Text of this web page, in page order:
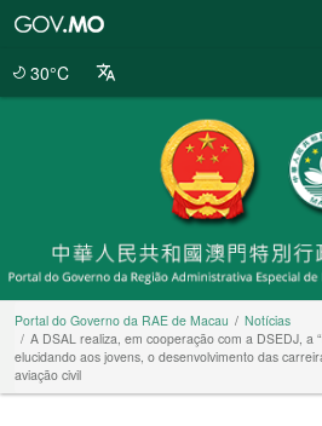
30°C
Portal do Governo da RAE de Macau
Notícias
A DSAL realiza, em cooperação com a DSEDJ, a
elucidando aos jovens, o desenvolvimento das
aviação civil